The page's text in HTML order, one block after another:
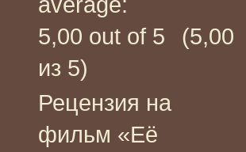
(5,00
из 5)
Рецензия на
фильм «Её